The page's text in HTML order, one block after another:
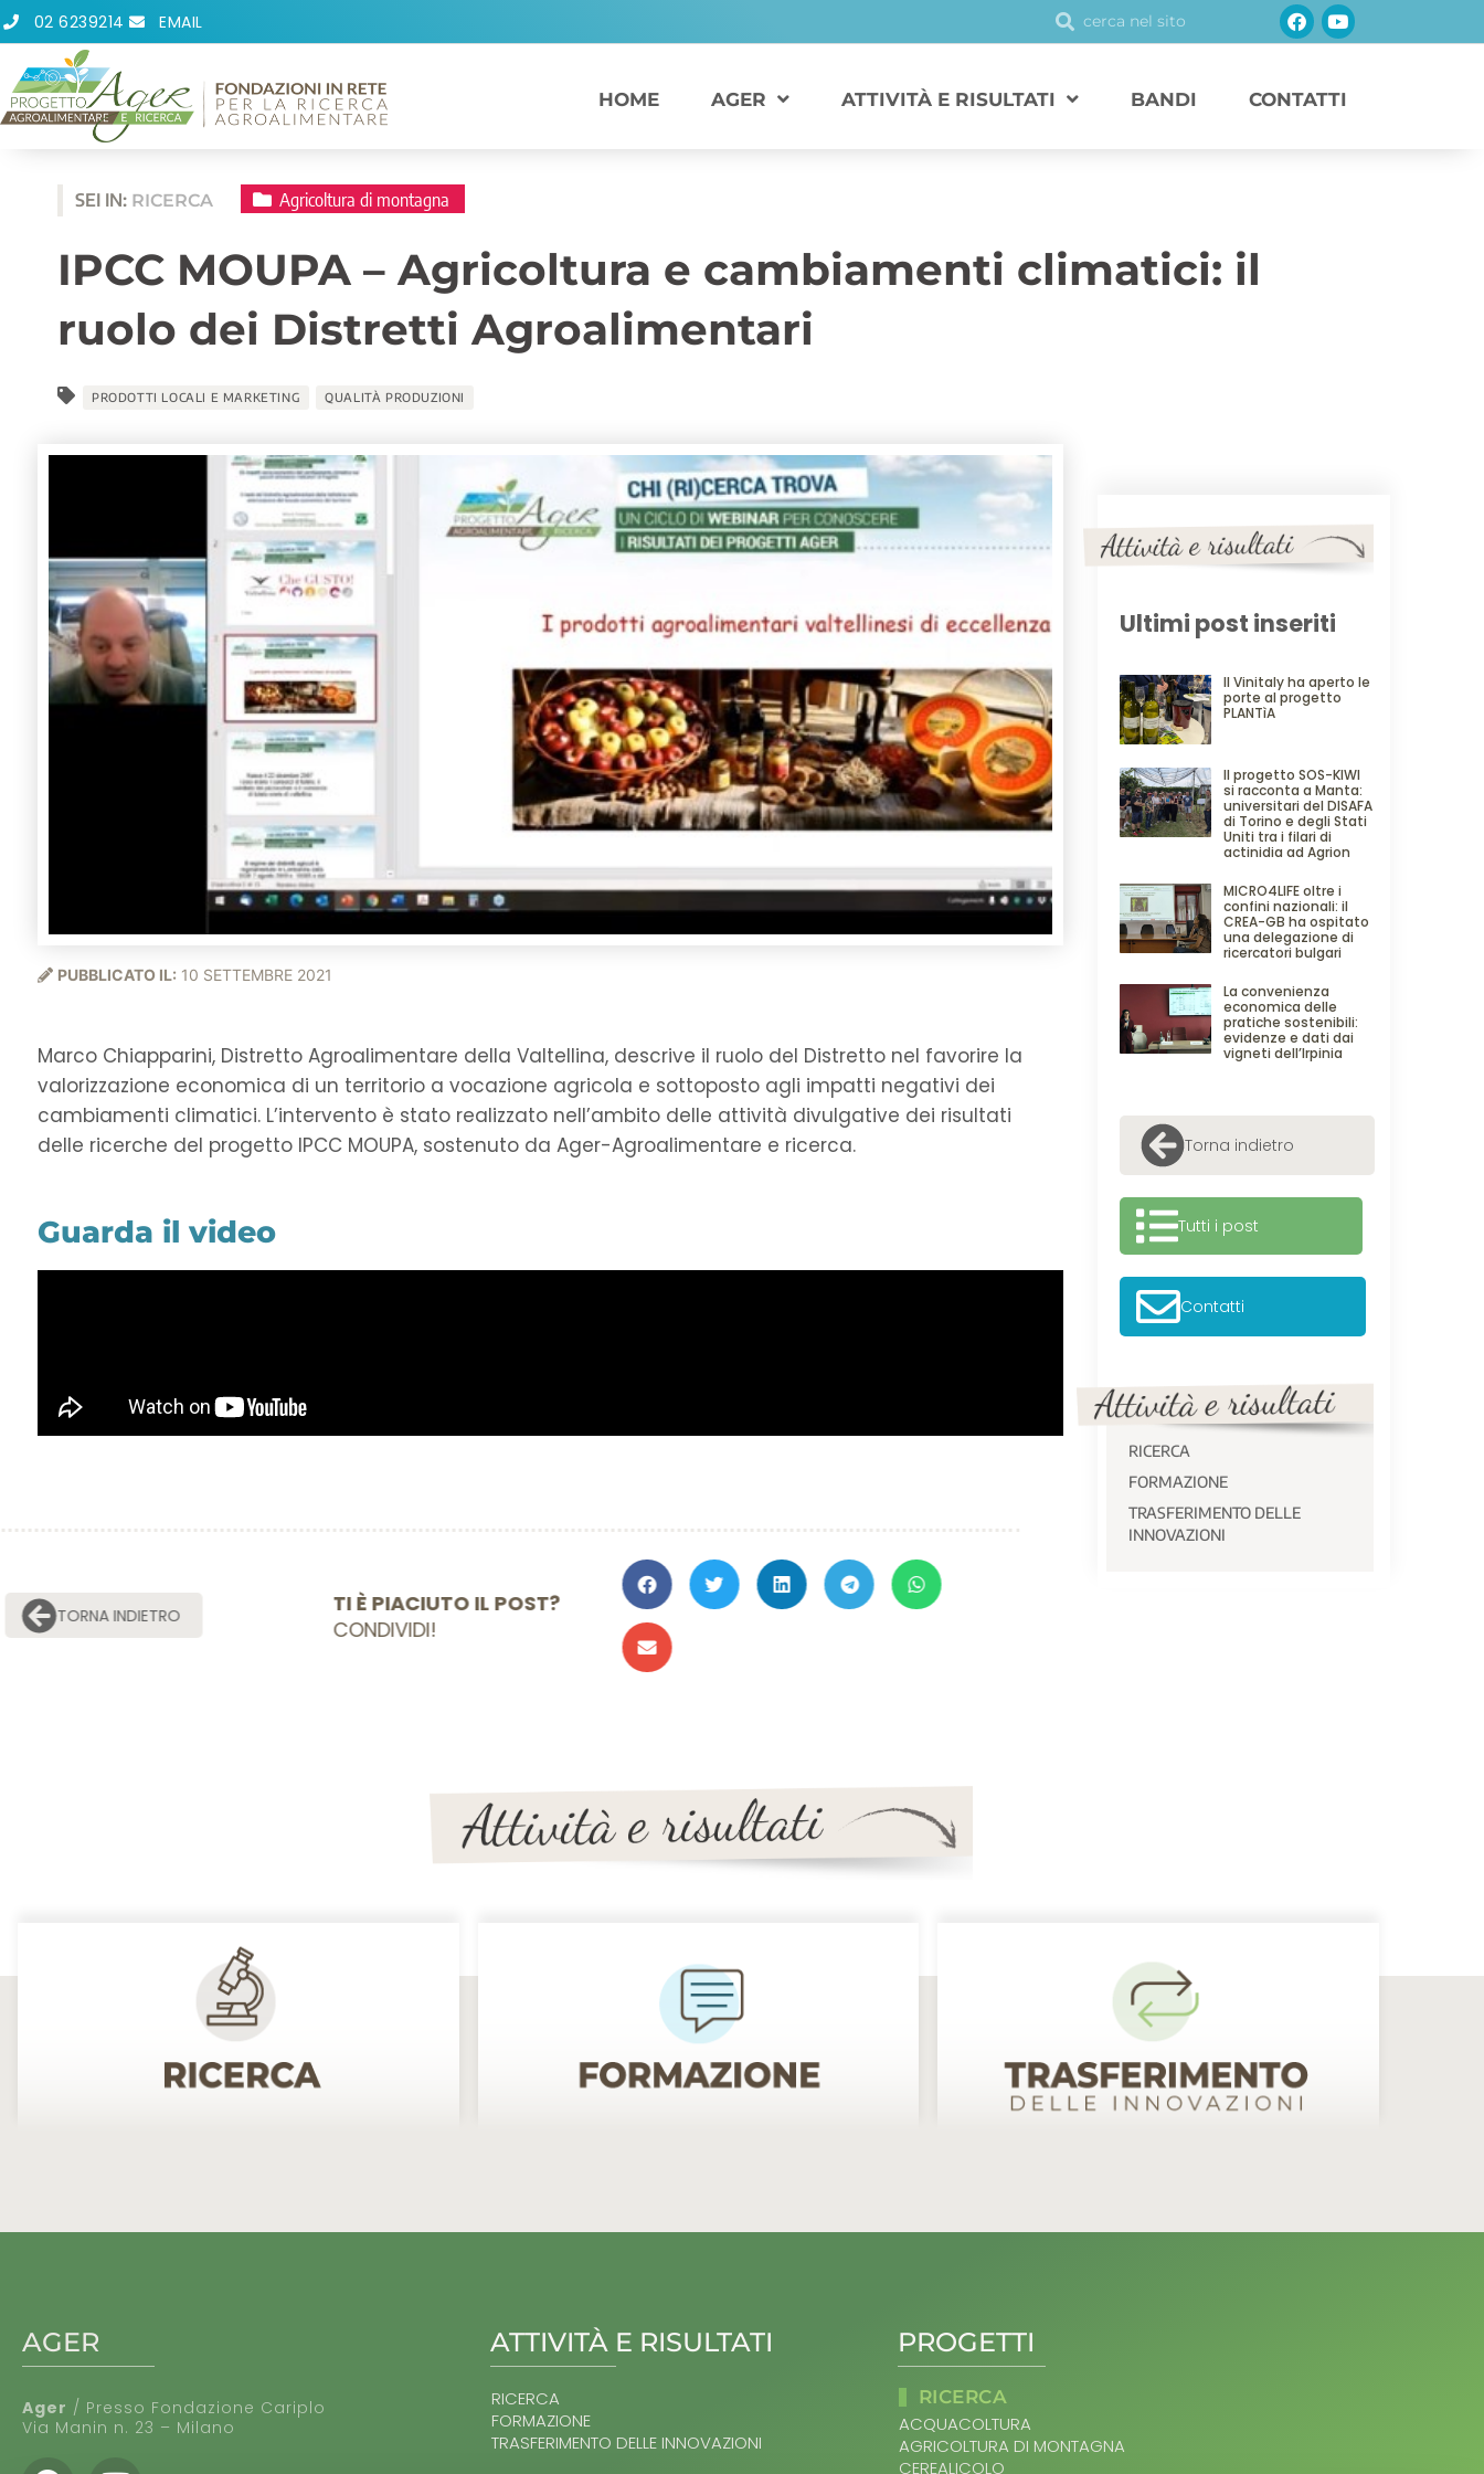
Vai
contenuto
02 6239214 EMAIL CercaCerca Facebook
Youtube
HOME AGER ATTIVITÀ E RISULTATI BANDI CONTATTI
SEI IN: RICERCA Agricoltura di montagna
IPCC MOUPA – Agricoltura e cambiamenti climatici: il
ruolo dei Distretti Agroalimentari
PRODOTTI LOCALI E MARKETING QUALITÀ PRODUZIONI
PUBBLICATO IL: 10 SETTEMBRE 2021
Marco Chiapparini, Distretto Agroalimentare della Valtellina, descrive il ruolo del Distretto nel favorire la
valorizzazione economica di un territorio a vocazione agricola e sottoposto agli impatti negativi dei
cambiamenti climatici. L’intervento è stato realizzato nell’ambito delle attività divulgative dei risultati
delle ricerche del progetto IPCC MOUPA, sostenuto da Ager-Agroalimentare e ricerca.
Guarda il video
TORNA INDIETRO
TI È PIACIUTO IL POST?
CONDIVIDI!
Ultimi post inseriti
Il Vinitaly ha aperto le
porte al progetto
PLANTìA
Il progetto SOS-KIWI
si racconta a Manta:
universitari del DISAFA
di Torino e degli Stati
Uniti tra i filari di
actinidia ad Agrion
MICRO4LIFE oltre i
confini nazionali: il
CREA-GB ha ospitato
una delegazione di
ricercatori bulgari
La convenienza
economica delle
pratiche sostenibili:
evidenze e dati dai
vigneti dell’Irpinia
Torna indietro
Tutti i post
Contatti
RICERCA
FORMAZIONE
TRASFERIMENTO DELLE
INNOVAZIONI
AGER
Ager / Presso Fondazione Cariplo
Via Manin n. 23 – Milano
ATTIVITÀ E RISULTATI
RICERCA
FORMAZIONE
TRASFERIMENTO DELLE INNOVAZIONI
PROGETTI
RICERCA
ACQUACOLTURA
AGRICOLTURA DI MONTAGNA
CEREALICOLO